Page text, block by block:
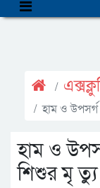
হাম ও
হাম ও
শিশুর মৃ ত্যু